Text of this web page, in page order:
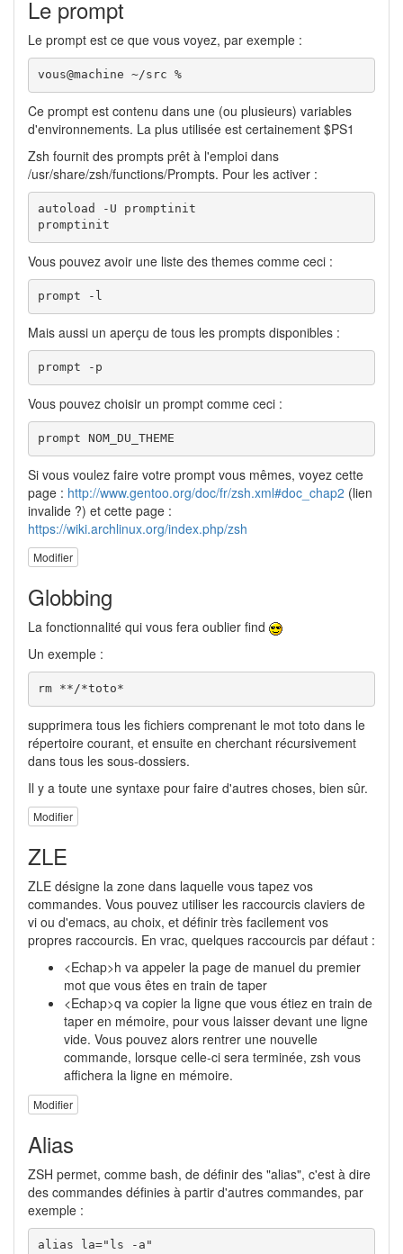
Le prompt
Le prompt est ce que vous voyez, par exemple :
vous@machine ~/src %
Ce prompt est contenu dans une (ou plusieurs) variables
d'environnements. La plus utilisée est certainement $PS1
Zsh fournit des prompts prêt à l'emploi dans
/usr/share/zsh/functions/Prompts. Pour les activer :
autoload -U promptinit
promptinit
Vous pouvez avoir une liste des themes comme ceci :
prompt -l
Mais aussi un aperçu de tous les prompts disponibles :
prompt -p
Vous pouvez choisir un prompt comme ceci :
prompt NOM_DU_THEME
Si vous voulez faire votre prompt vous mêmes, voyez cette
page : http://www.gentoo.org/doc/fr/zsh.xml#doc_chap2 (lien
invalide ?) et cette page :
https://wiki.archlinux.org/index.php/zsh
Modifier
Globbing
La fonctionnalité qui vous fera oublier find
Un exemple :
rm **/*toto*
supprimera tous les fichiers comprenant le mot toto dans le
répertoire courant, et ensuite en cherchant récursivement
dans tous les sous-dossiers.
Il y a toute une syntaxe pour faire d'autres choses, bien sûr.
Modifier
ZLE
ZLE désigne la zone dans laquelle vous tapez vos
commandes. Vous pouvez utiliser les raccourcis claviers de
vi ou d'emacs, au choix, et définir très facilement vos
propres raccourcis. En vrac, quelques raccourcis par défaut :
<Echap>h va appeler la page de manuel du premier
mot que vous êtes en train de taper
<Echap>q va copier la ligne que vous étiez en train de
taper en mémoire, pour vous laisser devant une ligne
vide. Vous pouvez alors rentrer une nouvelle
commande, lorsque celle-ci sera terminée, zsh vous
affichera la ligne en mémoire.
Modifier
Alias
ZSH permet, comme bash, de définir des "alias", c'est à dire
des commandes définies à partir d'autres commandes, par
exemple :
alias la="ls -a"